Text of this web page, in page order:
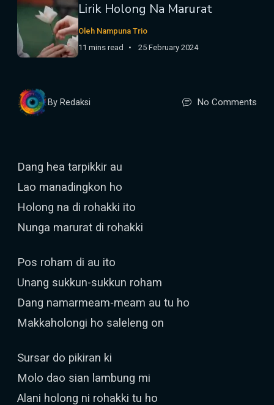
Lirik Holong Na Marurat
Oleh Nampuna Trio
11 mins read
25 February 2024
By Redaksi No Comments
Dang hea tarpikkir au
Lao manadingkon ho
Holong na di rohakki ito
Nunga marurat di rohakki
Pos roham di au ito
Unang sukkun-sukkun roham
Dang namarmeam-meam au tu ho
Makkaholongi ho saleleng on
Sursar do pikiran ki
Molo dao sian lambung mi
Alani holong ni rohakki tu ho